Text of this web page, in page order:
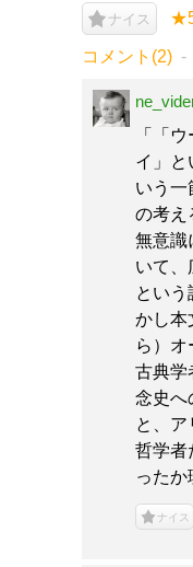
ナイス
コメント(2)
「「
イ」と
いう一
の考え
無意識
いて、
という
かし本
ら）オ
古典学
念史へ
と、
哲学者
ったか
ナイス